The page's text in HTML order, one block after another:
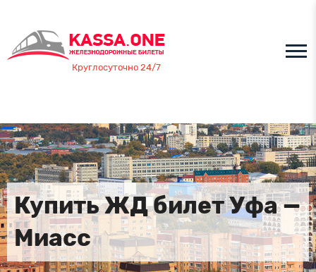
Круглосуточно 24/7
Купить ЖД билет Уфа —
Миасс